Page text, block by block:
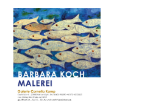
Skip
content